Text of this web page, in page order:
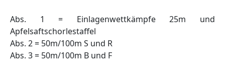
Abs. 1 = Einlagenwettkämpfe 25m und
Apfelsaftschorlestaffel
Abs. 2 = 50m/100m S und R
Abs. 3 = 50m/100m B und F